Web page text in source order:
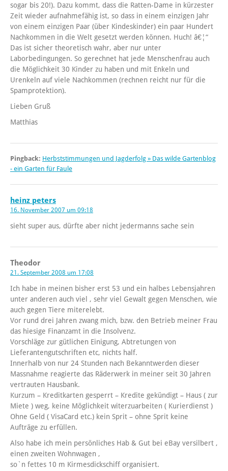
sogar bis 20!). Dazu kommt, dass die Ratten-Dame in kürzester
Zeit wieder aufnahmefähig ist, so dass in einem einzigen Jahr
von einem einzigen Paar (über Kindeskinder) ein paar Hundert
Nachkommen in die Welt gesetzt werden können. Huch! â€¦“
Das ist sicher theoretisch wahr, aber nur unter
Laborbedingungen. So gerechnet hat jede Menschenfrau auch
die Möglichkeit 30 Kinder zu haben und mit Enkeln und
Urenkeln auf viele Nachkommen (rechnen reicht nur für die
Spamprotektion).
Lieben Gruß
Matthias
Pingback: Herbststimmungen und Jagderfolg » Das wilde Gartenblog
- ein Garten für Faule
heinz peters
16. November 2007 um 09:18
sieht super aus, dürfte aber nicht jedermanns sache sein
Theodor
21. September 2008 um 17:08
Ich habe in meinen bisher erst 53 und ein halbes Lebensjahren
unter anderen auch viel , sehr viel Gewalt gegen Menschen, wie
auch gegen Tiere miterelebt.
Vor rund drei Jahren zwang mich, bzw. den Betrieb meiner Frau
das hiesige Finanzamt in die Insolvenz.
Vorschläge zur gütlichen Einigung, Abtretungen von
Lieferantengutschriften etc, nichts half.
Innerhalb von nur 24 Stunden nach Bekanntwerden dieser
Massnahme reagierte das Räderwerk in meiner seit 30 Jahren
vertrauten Hausbank.
Kurzum – Kreditkarten gesperrt – Kredite gekündigt – Haus ( zur
Miete ) weg, keine Möglichkeit witerzuarbeiten ( Kurierdienst )
Ohne Geld ( VisaCard etc.) kein Sprit – ohne Sprit keine
Aufträge zu erfüllen.
Also habe ich mein persönliches Hab & Gut bei eBay versilbert ,
einen zweiten Wohnwagen ,
so`n fettes 10 m Kirmesdickschiff organisiert.